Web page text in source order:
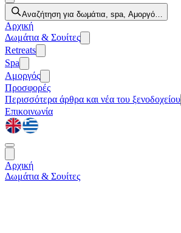
Αναζήτηση για δωμάτια, spa, Αμοργό…
Αρχική
Δωμάτια & Σουίτες
Retreats
Spa
Αμοργός
Προσφορές
Περισσότερα άρθρα και νέα του ξενοδοχείου
Επικοινωνία
Αρχική
Δωμάτια & Σουίτες